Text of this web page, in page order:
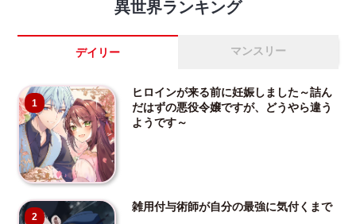
異世界ランキング
デイリー マンスリー
1
ヒロインが来る前に妊娠しました～詰ん
だはずの悪役令嬢ですが、どうやら違う
ようです～
2
雑用付与術師が自分の最強に気付くまで